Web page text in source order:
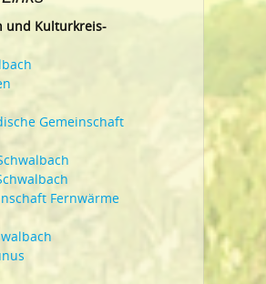
und Kulturkreis-
Gemeinschaft
Fernwärme